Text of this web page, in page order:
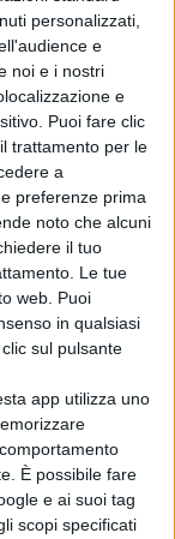
personalizzati,
e
noi e i nostri
e
Puoi fare clic
trattamento per le
a
preferenze prima
noto che alcuni
il tuo
Le tue
web. Puoi
in qualsiasi
sul pulsante
app utilizza uno
È possibile fare
e ai suoi tag
scopi specificati
era
che la
in base al
L’azienda
soppressione
stata il
–
della Asl,
della salute
una
abitanti”.